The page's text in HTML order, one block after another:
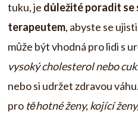
tuku, je důležité poradit se
terapeutem, abyste se
může být vhodná pro lidi s
vysoký cholesterol nebo
nebo si udržet zdravou
pro těhotné ženy, kojící